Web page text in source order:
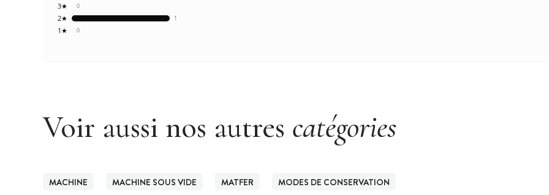
0
1★
1
2★
0
3★
Voir aussi nos autres catégories
MACHINE MACHINE SOUS VIDE MATFER MODES DE CONSERVATION